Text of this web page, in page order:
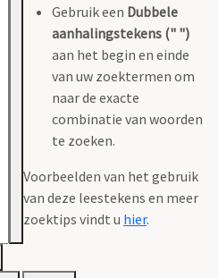
Gebruik een Dubbele
aanhalingstekens (" ")
aan het begin en einde
van uw zoektermen om
naar de exacte
combinatie van woorden
te zoeken.
Voorbeelden van het gebruik
van deze leestekens en meer
zoektips vindt u hier.